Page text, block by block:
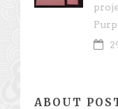
ABOUT